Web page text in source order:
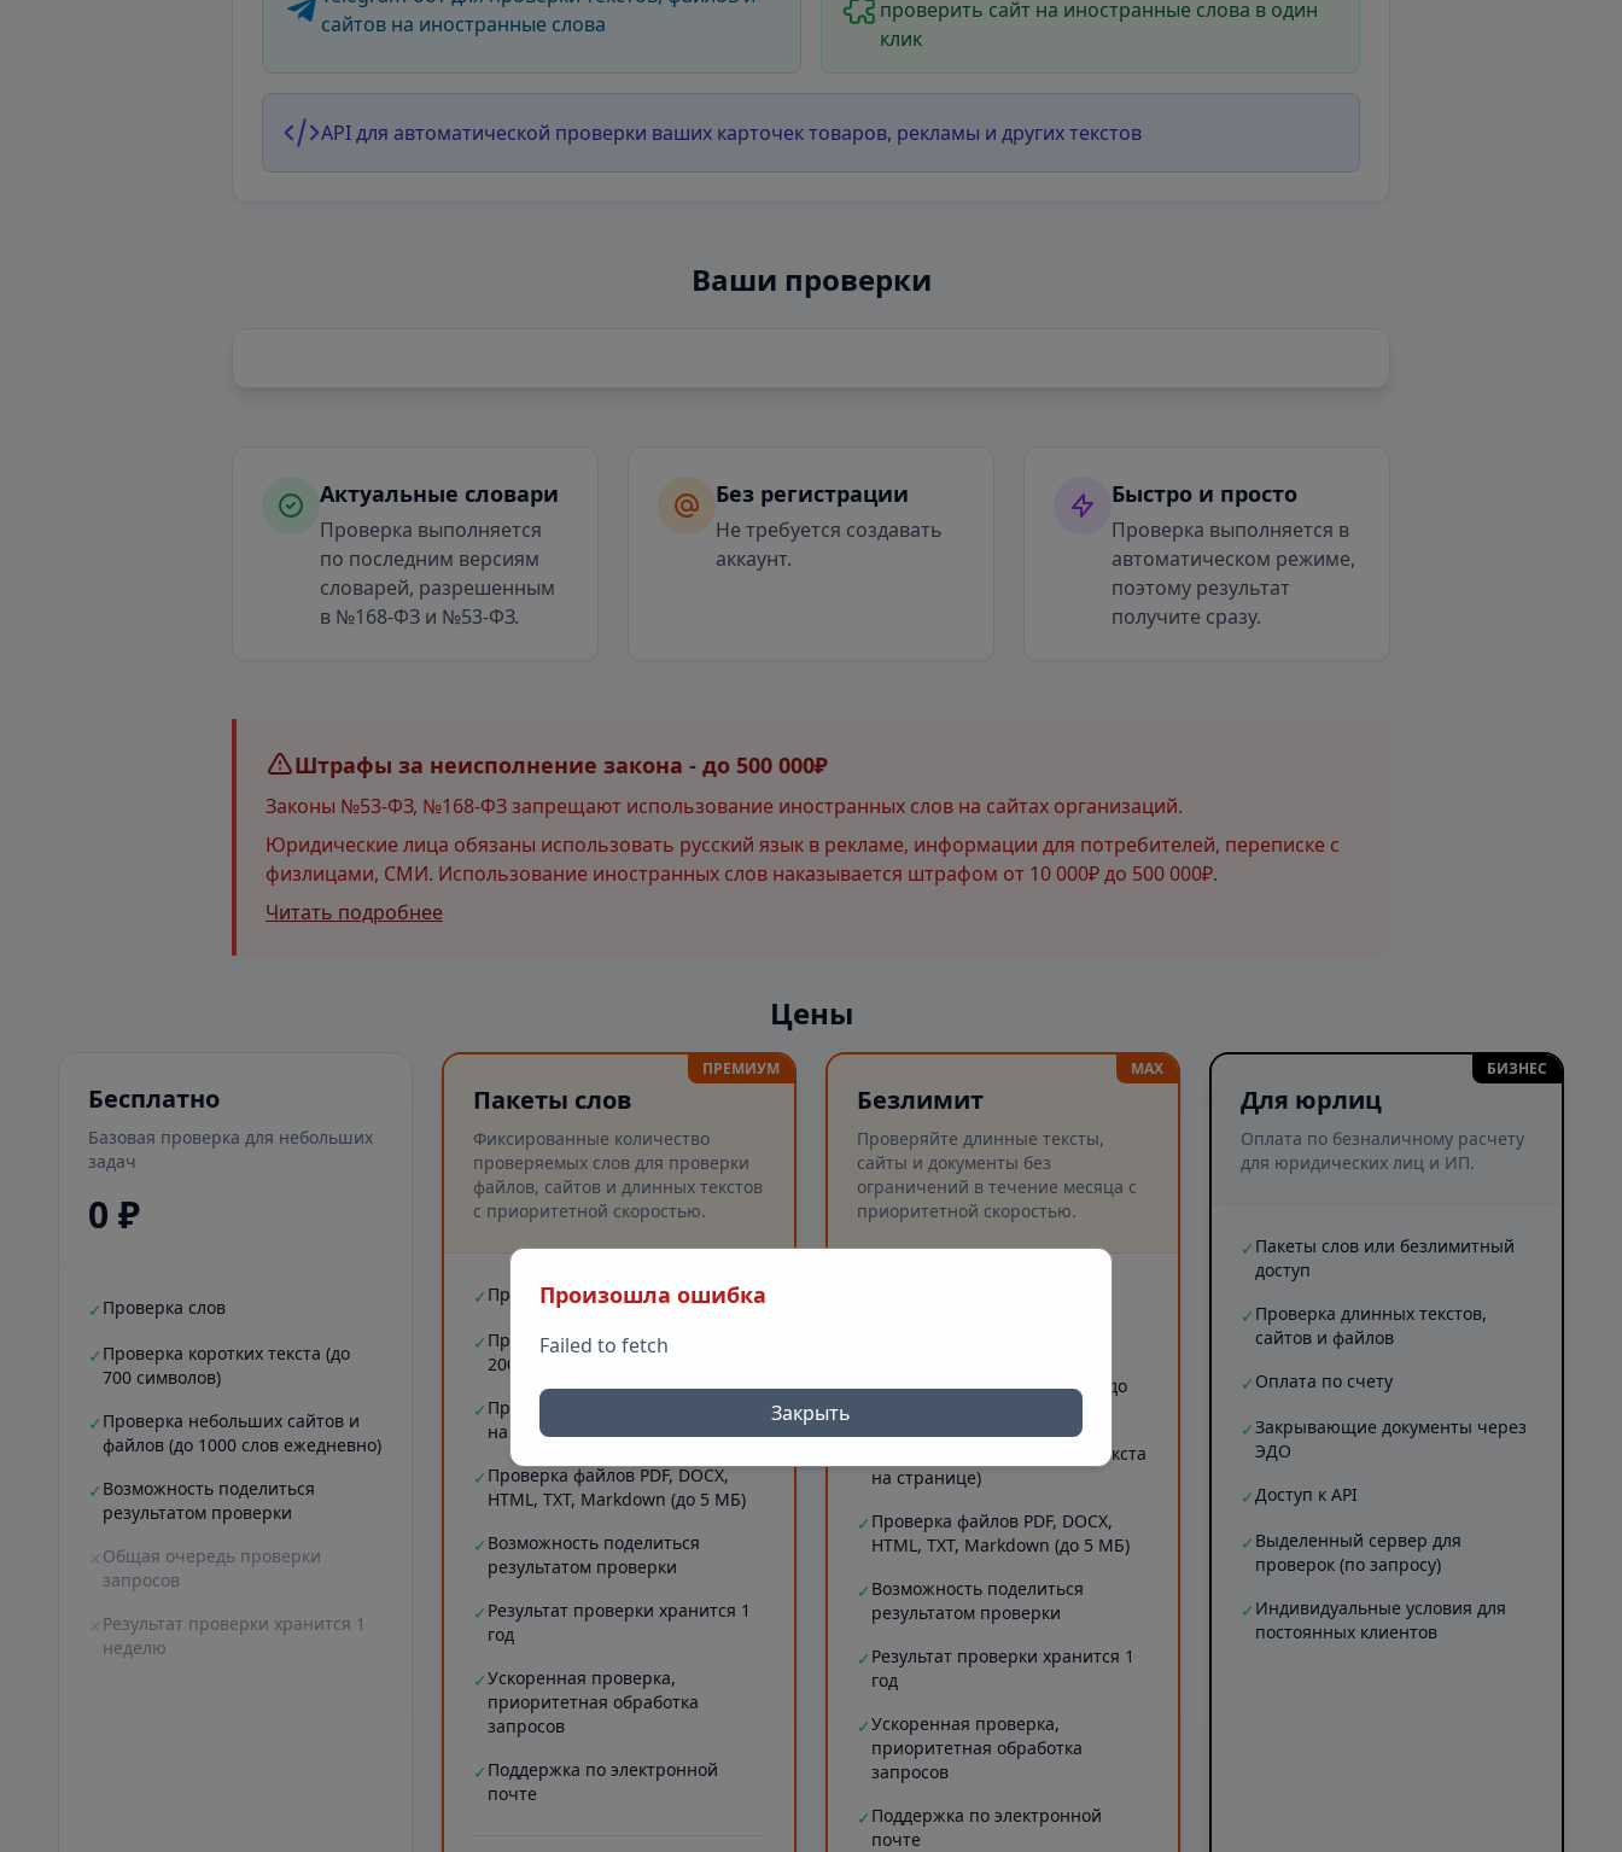
сайтов на иностранные слова
проверить сайт на иностранные слова в один
клик
API для автоматической проверки ваших карточек товаров, рекламы и других текстов
Ваши проверки
Актуальные словари
Проверка выполняется
по последним версиям
словарей, разрешенным
в №168-ФЗ и №53-ФЗ.
Без регистрации
Не требуется создавать
аккаунт.
Быстро и просто
Проверка выполняется в
автоматическом режиме,
поэтому результат
получите сразу.
Штрафы за неисполнение закона - до 500 000₽
Законы №53-ФЗ, №168-ФЗ запрещают использование иностранных слов на сайтах организаций.
Юридические лица обязаны использовать русский язык в рекламе, информации для потребителей, переписке с
физлицами, СМИ. Использование иностранных слов наказывается штрафом от 10 000₽ до 500 000₽.
Читать подробнее
Цены
Бесплатно
Базовая проверка для небольших
задач
0 ₽
✓ Проверка слов
✓ Проверка коротких текста (до
700 символов)
✓ Проверка небольших сайтов и
файлов (до 1000 слов ежедневно)
✓ Возможность поделиться
результатом проверки
✕ Общая очередь проверки
запросов
✕ Результат проверки хранится 1
неделю
ПРЕМИУМ
Пакеты слов
Фиксированные количество
проверяемых слов для проверки
файлов, сайтов и длинных текстов
с приоритетной скоростью.
✓ Проверка слов
✓ Проверка длинных текстов (до
20000 символов)
✓ Проверка сайтов (до 5 МБ текста
на странице)
✓ Проверка файлов PDF, DOCX,
HTML, TXT, Markdown (до 5 МБ)
✓ Возможность поделиться
результатом проверки
✓ Результат проверки хранится 1
год
✓Ускоренная проверка,
приоритетная обработка
запросов
✓ Поддержка по электронной
почте
MAX
Безлимит
Проверяйте длинные тексты,
сайты и документы без
ограничений в течение месяца с
приоритетной скоростью.
✓Проверка длинных текстов (до
Проверка сайтов (до 5 МБ текста
на странице)
✓ Проверка файлов PDF, DOCX,
HTML, TXT, Markdown (до 5 МБ)
✓ Возможность поделиться
результатом проверки
✓ Результат проверки хранится 1
год
✓Ускоренная проверка,
приоритетная обработка
запросов
✓ Поддержка по электронной
почте
БИЗНЕС
Для юрлиц
Оплата по безналичному расчету
для юридических лиц и ИП.
✓ Пакеты слов или безлимитный
доступ
✓ Проверка длинных текстов,
сайтов и файлов
✓ Оплата по счету
✓Закрывающие документы через
ЭДО
✓Доступ к API
✓ Выделенный сервер для
проверок (по запросу)
✓ Индивидуальные условия для
постоянных клиентов
Произошла ошибка
Failed to fetch
Закрыть